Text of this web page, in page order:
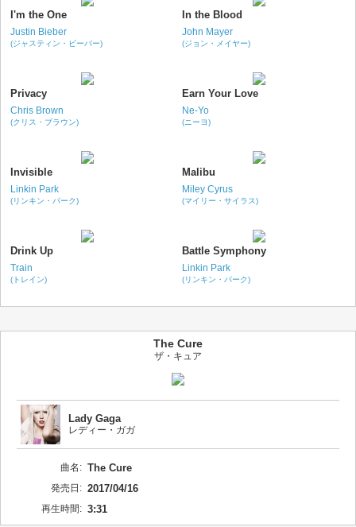
I'm the One
Justin Bieber
(ジャスティン・ビーバー)
In the Blood
John Mayer
(ジョン・メイヤー)
Privacy
Chris Brown
(クリス・ブラウン)
Earn Your Love
Ne-Yo
(ニーヨ)
Invisible
Linkin Park
(リンキン・パーク)
Malibu
Miley Cyrus
(マイリー・サイラス)
Drink Up
Train
(トレイン)
Battle Symphony
Linkin Park
(リンキン・パーク)
The Cure
ザ・キュア
Lady Gaga
レディー・ガガ
曲名: The Cure
発売日: 2017/04/16
再生時間: 3:31